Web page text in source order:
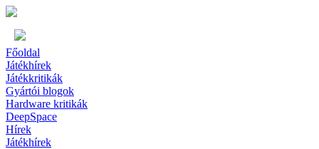
Főoldal
Játékhírek
Játékkritikák
Gyártói blogok
Hardware kritikák
DeepSpace
Hírek
Játékhírek